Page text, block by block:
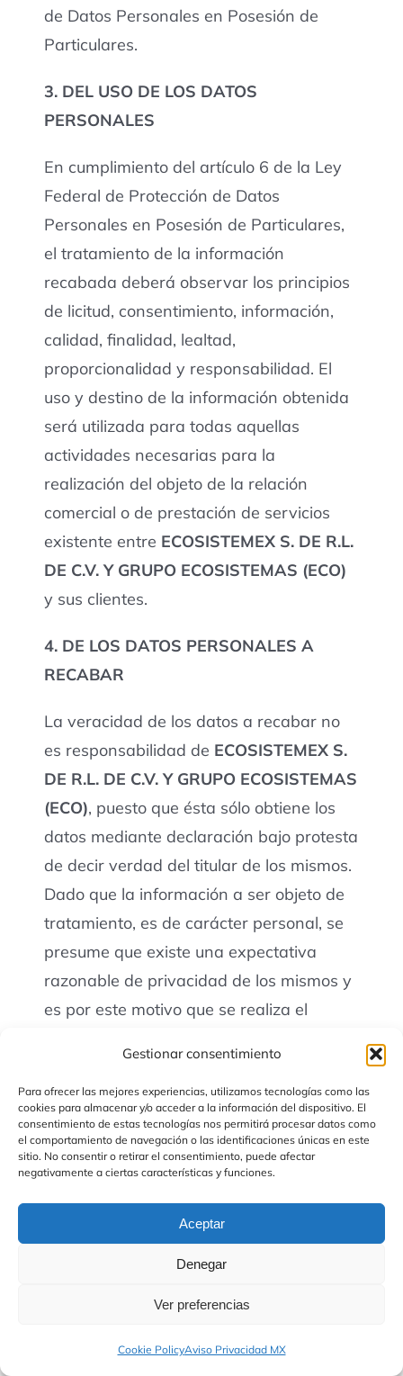
Gestionar consentimiento
Para ofrecer las mejores experiencias, utilizamos tecnologías como las
cookies para almacenar y/o acceder a la información del dispositivo. El
consentimiento de estas tecnologías nos permitirá procesar datos como
el comportamiento de navegación o las identificaciones únicas en este
sitio. No consentir o retirar el consentimiento, puede afectar
negativamente a ciertas características y funciones.
Aceptar
Denegar
Ver preferencias
Cookie PolicyAviso Privacidad MX
de Datos Personales en Posesión de
Particulares.
3. DEL USO DE LOS DATOS
PERSONALES
En cumplimiento del artículo 6 de la Ley
Federal de Protección de Datos
Personales en Posesión de Particulares,
el tratamiento de la información
recabada deberá observar los principios
de licitud, consentimiento, información,
calidad, finalidad, lealtad,
proporcionalidad y responsabilidad. El
uso y destino de la información obtenida
será utilizada para todas aquellas
actividades necesarias para la
realización del objeto de la relación
comercial o de prestación de servicios
existente entre ECOSISTEMEX S. DE R.L.
DE C.V. Y GRUPO ECOSISTEMAS (ECO)
y sus clientes.
4. DE LOS DATOS PERSONALES A
RECABAR
La veracidad de los datos a recabar no
es responsabilidad de ECOSISTEMEX S.
DE R.L. DE C.V. Y GRUPO ECOSISTEMAS
(ECO), puesto que ésta sólo obtiene los
datos mediante declaración bajo protesta
de decir verdad del titular de los mismos.
Dado que la información a ser objeto de
tratamiento, es de carácter personal, se
presume que existe una expectativa
razonable de privacidad de los mismos y
es por este motivo que se realiza el
5. DE LA TRANSFERENCIA DE DATOS
PERSONALES
De acuerdo con el artículo 12 de la Ley
Personales en Posesión de Particulares,
el tratamiento de los Datos Personales en
cuestión, deberá limitarse a los
exclusivamente contemplados en este
datos personales requeridos por el